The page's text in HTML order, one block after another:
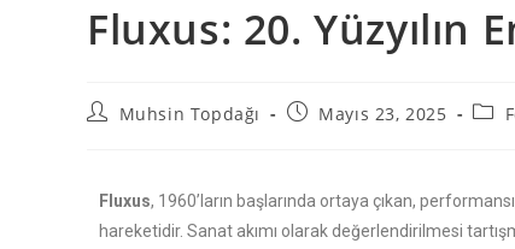
Fluxus: 20. Yüzyılın
Muhsin Topdağı Mayıs 23, 2025
Fluxus, 1960’ların başlarında ortaya çıkan,
hareketidir. Sanat akımı olarak değerlendirilmesi